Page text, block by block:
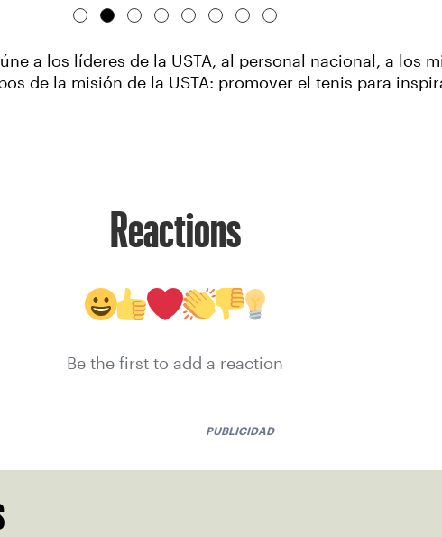
a los líderes de la USTA, al personal nacional, a los
de la misión de la USTA: promover el tenis para
Reactions
Be the first to add a reaction
PUBLICIDAD